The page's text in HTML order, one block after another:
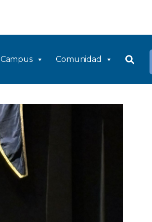
Campus Comunidad